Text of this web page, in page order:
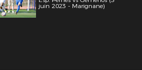
juin 2023 - Marignane)